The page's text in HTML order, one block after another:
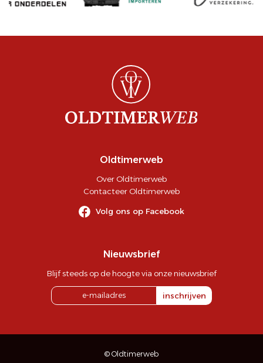
Oldtimerweb
Over Oldtimerweb
Contacteer Oldtimerweb
Volg ons op Facebook
Nieuwsbrief
Blijf steeds op de hoogte via onze nieuwsbrief
inschrijven
© Oldtimerweb